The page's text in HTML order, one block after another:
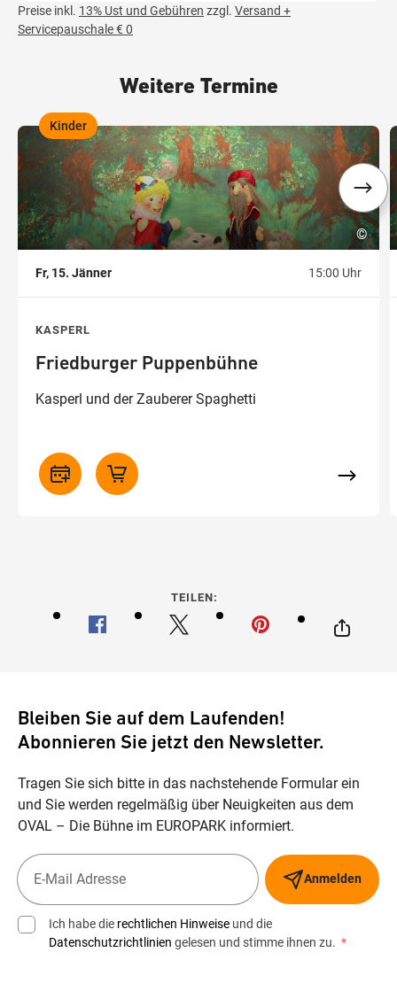
Preise inkl. 13% Ust und Gebühren zzgl. Versand +
Servicepauschale € 0
Weitere Termine
,
©
Kinder
Fr, 15. Jänner 15:00 Uhr
KASPERL
Friedburger Puppenbühne
Kasperl und der Zauberer Spaghetti
,
TEILEN:
Bleiben Sie auf dem Laufenden!
Abonnieren Sie jetzt den Newsletter.
Tragen Sie sich bitte in das nachstehende Formular ein
und Sie werden regelmäßig über Neuigkeiten aus dem
OVAL – Die Bühne im EUROPARK informiert.
Anmelden
Ich habe die rechtlichen Hinweise und die
Datenschutzrichtlinien gelesen und stimme ihnen zu. *